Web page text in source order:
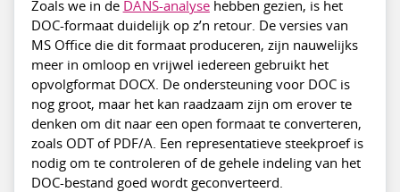
Zoals we in de DANS-analysehebben gezien, is het
DOC-formaat duidelijk op z’n retour. De versies van
MS Office die dit formaat produceren, zijn nauwelijks
meer in omloop en vrijwel iedereen gebruikt het
opvolgformat DOCX. De ondersteuning voor DOC is
nog groot, maar het kan raadzaam zijn om erover te
denken om dit naar een open formaat te converteren,
zoals ODT of PDF/A. Een representatieve steekproef is
nodig om te controleren of de gehele indeling van het
DOC-bestand goed wordt geconverteerd.